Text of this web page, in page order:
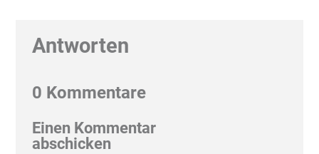
Antworten
0 Kommentare
Einen Kommentar
abschicken